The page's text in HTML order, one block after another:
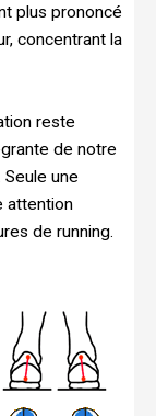
plus prononcé
concentrant la
reste
de notre
une
attention
de running.